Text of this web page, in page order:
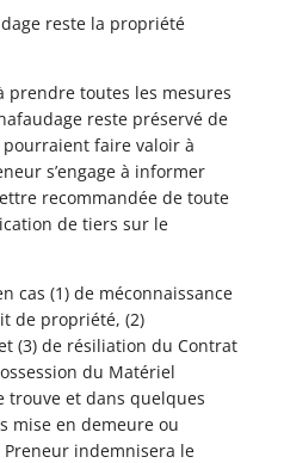
reste la propriété
prendre toutes les mesures
reste préservé de
faire valoir à
s’engage à informer
recommandée de toute
de tiers sur le
cas (1) de méconnaissance
de propriété, (2)
(3) de résiliation du Contrat
du Matériel
trouve et dans quelques
mise en demeure ou
indemnisera le